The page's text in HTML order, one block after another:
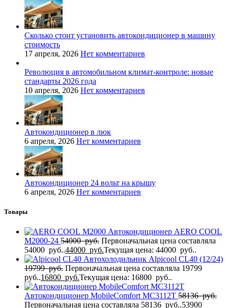
Сколько стоит установить автокондиционер в машину
стоимость
17 апреля, 2026 Нет комментариев
Революция в автомобильном климат-контроле: новые
стандарты 2026 года
10 апреля, 2026 Нет комментариев
Автокондиционер в люк
6 апреля, 2026 Нет комментариев
Автокондиционер 24 вольт на крышу
6 апреля, 2026 Нет комментариев
Товары
Автокондиционер AERO COOL
M2000-24 54000руб. Первоначальная цена составляла
54000 руб..44000 руб.Текущая цена: 44000 руб..
Автохолодильник Alpicool CL40 (12/24)
19799руб. Первоначальная цена составляла 19799
руб..16800 руб.Текущая цена: 16800 руб..
Автокондиционер MobileComfort MC3112T 58136руб.
Первоначальная цена составляла 58136 руб..53900